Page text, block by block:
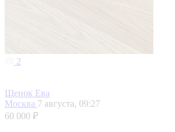
2
Щенок Ева
Москва 7 августа, 09:27
60 000 ₽